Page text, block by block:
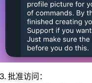
批准访问：